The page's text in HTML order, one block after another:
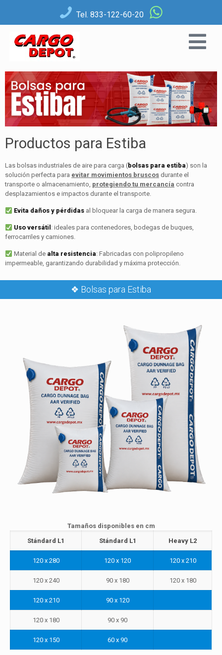
Tel. 833-122-60-20
Productos para Estiba
Las bolsas industriales de aire para carga (bolsas para estiba) son la
solución perfecta para evitar movimientos bruscos durante el
transporte o almacenamiento, protegiendo tu mercancía contra
desplazamientos e impactos durante el transporte.
Evita daños y pérdidasal bloquear la carga de manera segura.
Uso versátil : ideales para contenedores, bodegas de buques,
ferrocarriles y camiones.
Material de alta resistencia: Fabricadas con polipropileno
impermeable, garantizando durabilidad y máxima protección.
❖ Bolsas para Estiba
Tamaños disponibles en cm
Stándard L1
Stándard L1 Heavy L2
120 x 280 120 x 120 120 x 210
120 x 240 90 x 180 120 x 180
120 x 210 90 x 120
120 x 180 90 x 90
120 x 150 60 x 90